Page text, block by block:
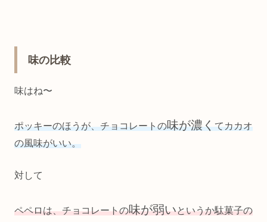
味の比較
味はね〜
ポッキーのほうが、チョコレートの味が濃くてカカオ
の風味がいい。
対して
ペペロは、チョコレートの味が弱いというか駄菓子の